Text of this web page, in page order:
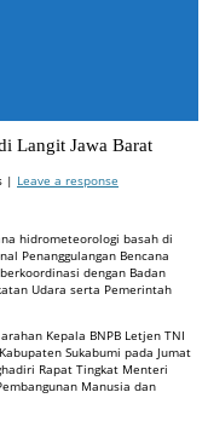
Langit Jawa Barat
| Leave a response
hidrometeorologi basah di
Penanggulangan Bencana
dengan Badan
Udara serta Pemerintah
Kepala BNPB Letjen TNI
Sukabumi pada Jumat
Rapat Tingkat Menteri
Manusia dan